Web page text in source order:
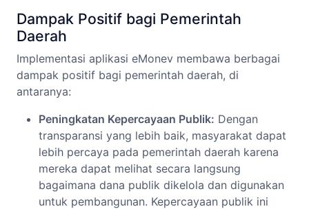
Dampak Positif bagi Pemerintah
Daerah
Implementasi aplikasi eMonev membawa berbagai
dampak positif bagi pemerintah daerah, di
antaranya:
Peningkatan Kepercayaan Publik: Dengan
transparansi yang lebih baik, masyarakat dapat
lebih percaya pada pemerintah daerah karena
mereka dapat melihat secara langsung
bagaimana dana publik dikelola dan digunakan
untuk pembangunan. Kepercayaan publik ini